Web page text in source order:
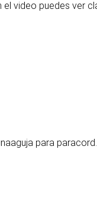
video puedes ver
aguja para paracord